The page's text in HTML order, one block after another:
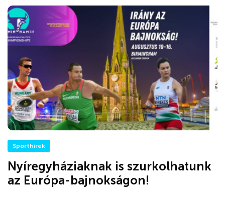
Sporthírek
Nyíregyháziaknak is szurkolhatunk
az Európa-bajnokságon!